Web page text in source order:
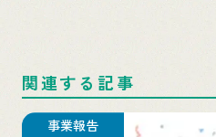
関連する記事
事業報告